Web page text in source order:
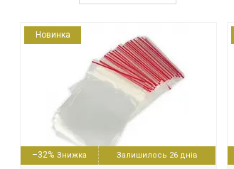
Новинка
–32% Залишилось 26 днів
112560